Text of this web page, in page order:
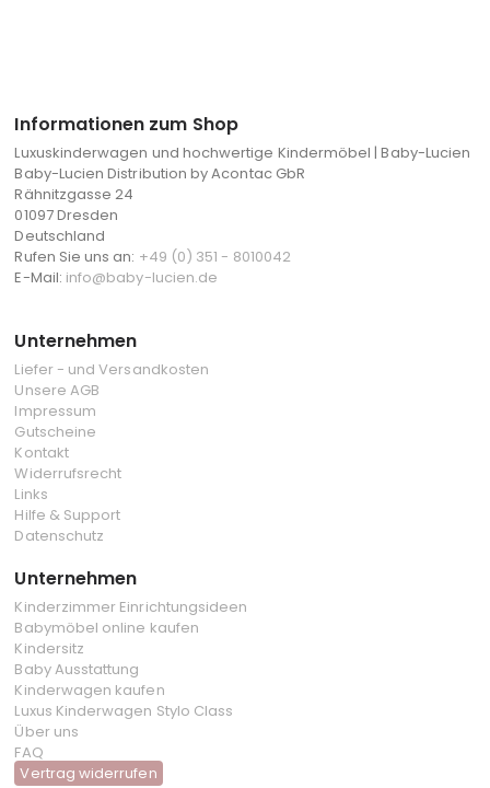
Informationen zum Shop
Luxuskinderwagen und hochwertige Kindermöbel | Baby-Lucien
Baby-Lucien Distribution by Acontac GbR
Rähnitzgasse 24
01097 Dresden
Deutschland
Rufen Sie uns an: +49 (0) 351 - 8010042
E-Mail: info@baby-lucien.de
Unternehmen
Liefer - und Versandkosten
Unsere AGB
Impressum
Gutscheine
Kontakt
Widerrufsrecht
Links
Hilfe & Support
Datenschutz
Unternehmen
Kinderzimmer Einrichtungsideen
Babymöbel online kaufen
Kindersitz
Baby Ausstattung
Kinderwagen kaufen
Luxus Kinderwagen Stylo Class
Über uns
FAQ
Vertrag widerrufen